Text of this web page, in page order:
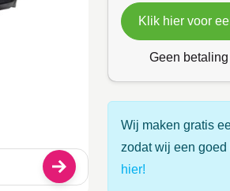
Klik hier voor
Geen
Wij maken gratis
zodat wij een
hier!